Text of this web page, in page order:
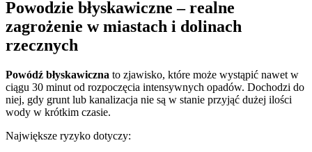
Powodzie błyskawiczne – realne
zagrożenie w miastach i dolinach
rzecznych
Powódź błyskawiczna to zjawisko, które może wystąpić nawet w
ciągu 30 minut od rozpoczęcia intensywnych opadów. Dochodzi do
niej, gdy grunt lub kanalizacja nie są w stanie przyjąć dużej ilości
wody w krótkim czasie.
Największe ryzyko dotyczy: